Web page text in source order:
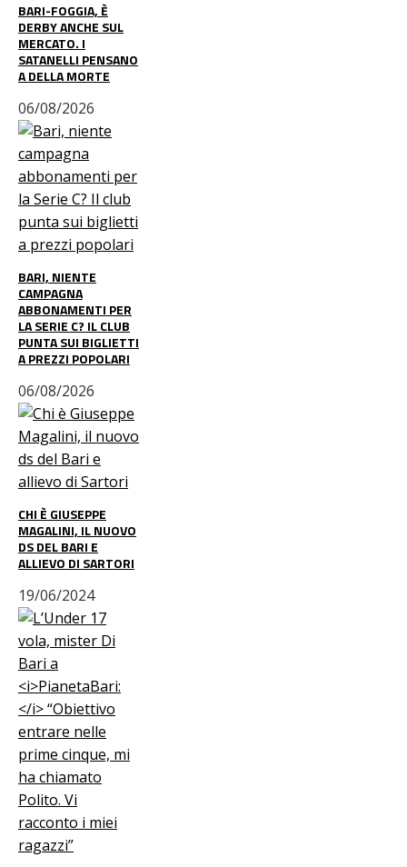
BARI-FOGGIA, È
DERBY ANCHE SUL
MERCATO. I
SATANELLI PENSANO
A DELLA MORTE
06/08/2026
BARI, NIENTE
CAMPAGNA
ABBONAMENTI PER
LA SERIE C? IL CLUB
PUNTA SUI BIGLIETTI
A PREZZI POPOLARI
06/08/2026
CHI È GIUSEPPE
MAGALINI, IL NUOVO
DS DEL BARI E
ALLIEVO DI SARTORI
19/06/2024